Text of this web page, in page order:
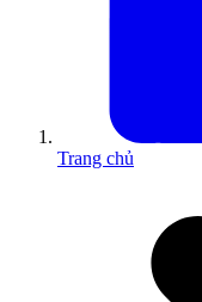
Trang chủ